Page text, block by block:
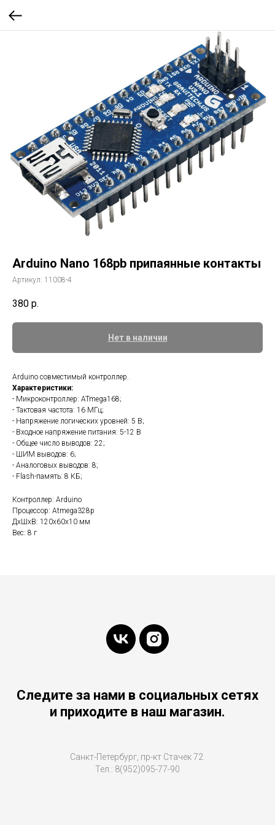
Arduino Nano 168pb припаянные контакты
Артикул: 11008-4
380 р.
Нет в наличии
Arduino совместимый контроллер.
Характеристики:
- Микроконтроллер: ATmega168;
- Тактовая частота: 16 МГц;
- Напряжение логических уровней: 5 В;
- Входное напряжение питания: 5-12 В
- Общее число выводов: 22;
- ШИМ выводов: 6;
- Аналоговых выводов: 8;
- Flash-память: 8 КБ;
Контроллер: Arduino
Процессор: Atmega328p
ДxШxВ: 120x60x10 мм
Вес: 8 г
Следите за нами в социальных сетях
и приходите в наш магазин.
Санкт-Петербург, пр-кт Стачек 72.
Тел.: 8(952)095-77-90